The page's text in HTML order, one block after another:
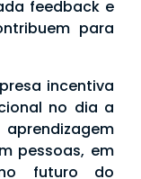
feedback e
para
incentiva
no dia a
pessoas, em
futuro do